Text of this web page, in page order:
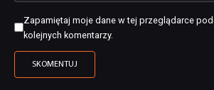
Zapamiętaj moje dane w tej przeglądarce
kolejnych komentarzy.